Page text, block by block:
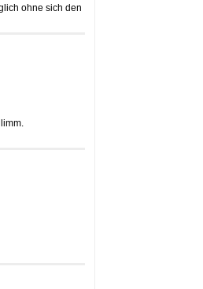
ohne sich den